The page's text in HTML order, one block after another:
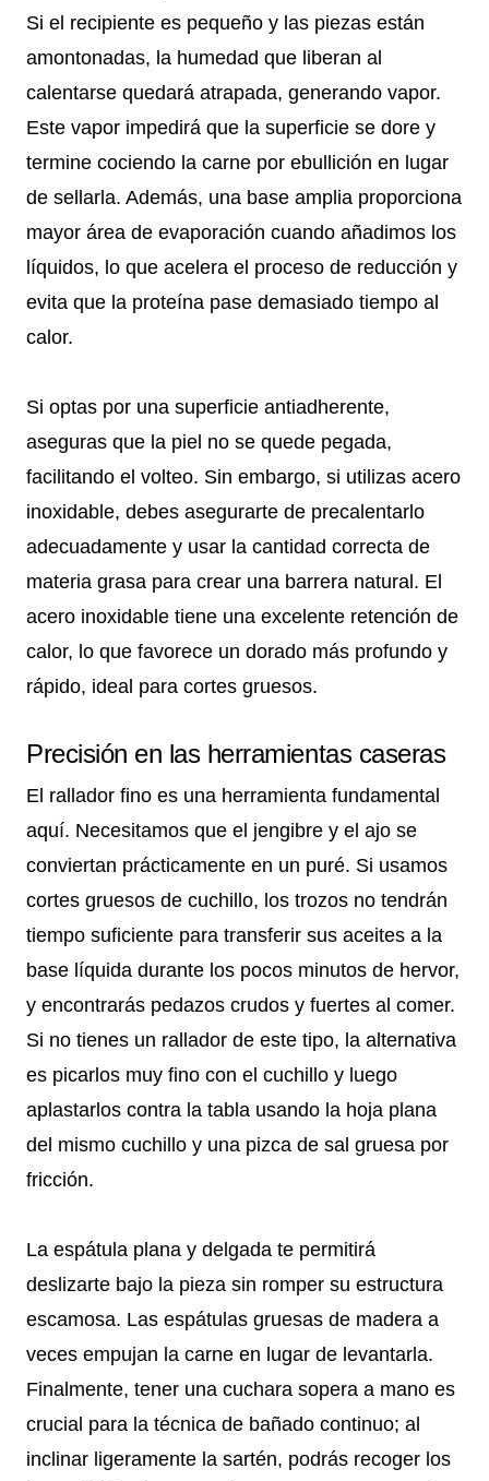
Si el recipiente es pequeño y las piezas están
amontonadas, la humedad que liberan al
calentarse quedará atrapada, generando vapor.
Este vapor impedirá que la superficie se dore y
termine cociendo la carne por ebullición en lugar
de sellarla. Además, una base amplia proporciona
mayor área de evaporación cuando añadimos los
líquidos, lo que acelera el proceso de reducción y
evita que la proteína pase demasiado tiempo al
calor.
Si optas por una superficie antiadherente,
aseguras que la piel no se quede pegada,
facilitando el volteo. Sin embargo, si utilizas acero
inoxidable, debes asegurarte de precalentarlo
adecuadamente y usar la cantidad correcta de
materia grasa para crear una barrera natural. El
acero inoxidable tiene una excelente retención de
calor, lo que favorece un dorado más profundo y
rápido, ideal para cortes gruesos.
Precisión en las herramientas caseras
El rallador fino es una herramienta fundamental
aquí. Necesitamos que el jengibre y el ajo se
conviertan prácticamente en un puré. Si usamos
cortes gruesos de cuchillo, los trozos no tendrán
tiempo suficiente para transferir sus aceites a la
base líquida durante los pocos minutos de hervor,
y encontrarás pedazos crudos y fuertes al comer.
Si no tienes un rallador de este tipo, la alternativa
es picarlos muy fino con el cuchillo y luego
aplastarlos contra la tabla usando la hoja plana
del mismo cuchillo y una pizca de sal gruesa por
fricción.
La espátula plana y delgada te permitirá
deslizarte bajo la pieza sin romper su estructura
escamosa. Las espátulas gruesas de madera a
veces empujan la carne en lugar de levantarla.
Finalmente, tener una cuchara sopera a mano es
crucial para la técnica de bañado continuo; al
inclinar ligeramente la sartén, podrás recoger los